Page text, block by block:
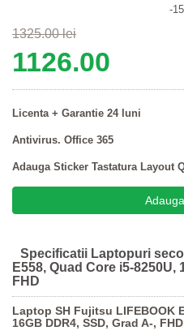
-
1325.00 lei
1126.00
Licenta + Garantie 24 luni
Antivirus. Office 365
Adauga Sticker Tastatura Layout
Specificatii Laptopuri
E558, Quad Core i5-8250U,
FHD
Laptop SH Fujitsu LIFEBOOK
16GB DDR4, SSD, Grad A-, FHD